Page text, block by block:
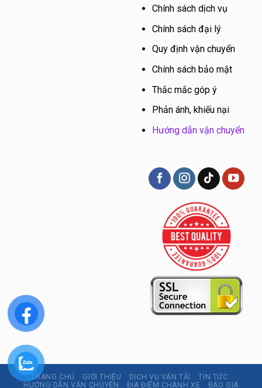
Chính sách dịch vụ
Chính sách đại lý
Quy định vận chuyển
Chính sách bảo mật
Thắc mắc góp ý
Phản ánh, khiếu nại
Hướng dẫn vận chuyển
TRANG CHỦ GIỚI THIỆU DỊCH VỤ VẬN TẢI
TIN TỨC
HƯỚNG DẪN VẬN CHUYỂN
ĐỊA ĐIỂM CHÀNH XE BÁO GIÁ